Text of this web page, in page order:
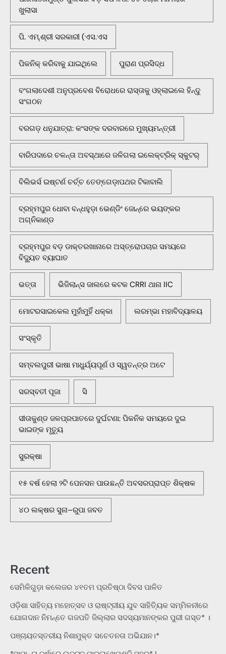
ଖୁଲାସା
ପି. ଏମ୍.ଶ୍ରୀ ସରକାରୀ (ଏସ.ଏସ
ପିକନିକ୍‌ କରିବାକୁ ଯାଇଥିଲେ ପୁରାଣ ପ୍ରସିଦ୍ଧ
ବଂଗଲାଦେଶୀ ଅନୁପ୍ରବେଶ ବିରୋଧରେ ରାସ୍ତାକୁ ଓହ୍ଲାଇଲେ ହିନ୍ଦୁ
ସଂଗଠନ
ବରଗଡ଼ ଧନୁଯାତ୍ରା: କଂସଙ୍କ ଦରବାରରେ ମୁଖ୍ୟମନ୍ତ୍ରୀ
ବାରିପଦାରେ ଚଳନ୍ତା ଅବସ୍ଥାରେ ଜଳିଗଲା ଇଲେକ୍ଟ୍ରିକ୍ ସ୍କୁଟର୍
ବିଲିଭର୍ସ ଇଷ୍ଟର୍ଣ ଚର୍ଚ୍ଚ ତେଙ୍ଗେଡ଼ାପଥର ଟିକାବାଲି
ବ୍ରହ୍ମପୁର ଧୋବା ବନ୍ଧହୁଡ଼ା ଭେଣ୍ଡିଂ ଜୋନ୍‌ରେ ଭୟଙ୍କର
ଅଗ୍ନିକାଣ୍ଡ
ବ୍ରହ୍ମପୁର ବଡ଼ ଡାକ୍ତରଖାନାରେ ଅସ୍ତ୍ରୋପଚାର ସମୟରେ
ବିଦ୍ୟୁତ ବ୍ୟାଘାତ
ଭତ୍ତା ଭିଜିଲାନ୍ସ ଜାଲରେ କଟକ CRRI ଥାନା IIC
ମୋଟରସାଇକେଲ ମୁହାଁମୁହିଁ ଧକ୍କା ଲରମ୍ଭା ମହାବିଦ୍ୟାଳୟ
ସଂସ୍କୃତି
ସମ୍ବଲପୁରୀ ଭାଷା ମାଧୁର୍ଯ୍ୟପୂର୍ଣ ଓ ସ୍ୱତନ୍ତ୍ର ଅଟେ
ସରସ୍ବତୀ ପୂଜା ସି
ସୀତାକୁଣ୍ଡ ଜଳପ୍ରପାତରେ ଦୁର୍ଘଟଣା: ପିକନିକ ସମୟରେ ଦୁଇ
ଭାଇଙ୍କ ମୃତ୍ୟୁ
ସୁରକ୍ଷା
୧୫ ବର୍ଷ ହେଲା ୨ଟି ପେନସନ ପାଉଛନ୍ତି ଅବସରପ୍ରାପ୍ତ ଶିକ୍ଷକ
୪୦ ଲକ୍ଷର ସୁନା–ରୁପା ଜବତ
Recent
ସେମିଳିଗୁଡ଼ା କଲେଜର ୪୧ତମ ପ୍ରତିଷ୍ଠା ଦିବସ ପାଳିତ
ଓଡ଼ିଶା ସାହିତ୍ୟ ମହୋତ୍ସବ ଓ ରାଷ୍ଟ୍ରୀୟ ଯୁବ ସାହିତ୍ୟିକ ସମ୍ମିଳନୀରେ
ଯୋଗଦାନ ନିମନ୍ତେ ଗଜପତି ଜିଲ୍ଲାର ସଦସ୍ୟମାନଙ୍କର ପୁରୀ ଗସ୍ତ* ।
ପଞ୍ଚାୟତସ୍ତରୀୟ ନିଶାମୁକ୍ତ ସଚେତନତା ଅଭିଯାନ।*